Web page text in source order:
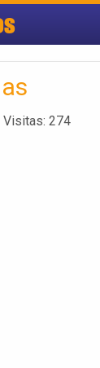
Visitas: 274